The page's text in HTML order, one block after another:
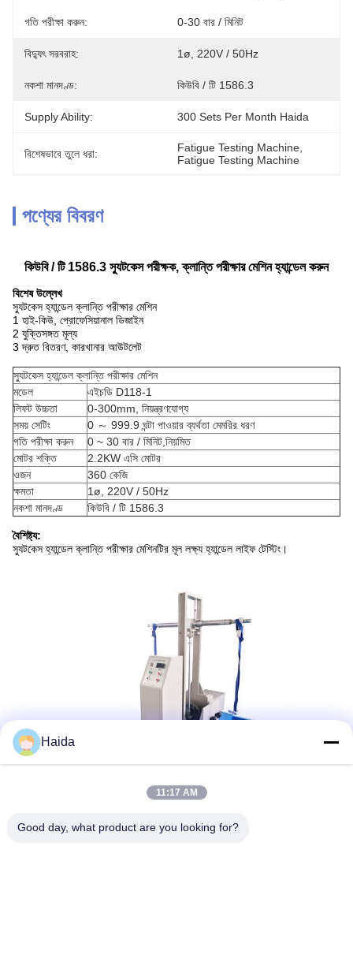
গতি পরীক্ষা করুন: 0-30 বার / মিনিট
বিদ্যুৎ সরবরাহ: 1ø, 220V / 50Hz
নকশা মানদণ্ড: কিউবি / টি 1586.3
Supply Ability: 300 Sets Per Month Haida
বিশেষভাবে তুলে ধরা: Fatigue Testing Machine
Fatigue Testing Machine
পণ্যের বিবরণ
কিউবি / টি 1586.3 স্যুটকেস পরীক্ষক, ক্লান্তি পরীক্ষার মেশিন হ্যান্ডেল করুন
বিশেষ উল্লেখ
স্যুটকেস হ্যান্ডেল ক্লান্তি পরীক্ষার মেশিন
1 হাই-কিউ, প্রোফেসিয়ানাল ডিজাইন
2 যুক্তিসঙ্গত মূল্য
3 দ্রুত বিতরণ, কারখানার আউটলেট
স্যুটকেস হ্যান্ডেল ক্লান্তি পরীক্ষার মেশিন
মডেল
এইচডি D118-1
লিফট উচ্চতা
0-300mm, নিয়ন্ত্রণযোগ্য
সময় সেটিং
0 ～ 999.9 ঘন্টা পাওয়ার ব্যর্থতা মেমরির ধরণ
গতি পরীক্ষা করুন
0 ~ 30 বার / মিনিট, নিয়মিত
মোটর শক্তি
2.2KW এসি মোটর
ওজন
360 কেজি
ক্ষমতা
1ø, 220V / 50Hz
নকশা মানদণ্ড
কিউবি / টি 1586.3
বৈশিষ্ট্য:
স্যুটকেস হ্যান্ডেল ক্লান্তি পরীক্ষার মেশিনটির মূল লক্ষ্য হ্যান্ডেল লাইফ টেস্টিং।
ট্যাগ: Fatigue Testing Machine
Haida
11:17 AM
Good day, what product are you looking for?